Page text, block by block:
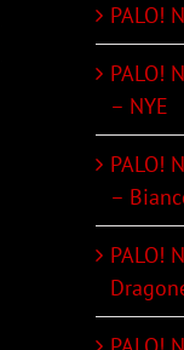
PALO!
PALO!
– NYE
PALO!
–
PALO!